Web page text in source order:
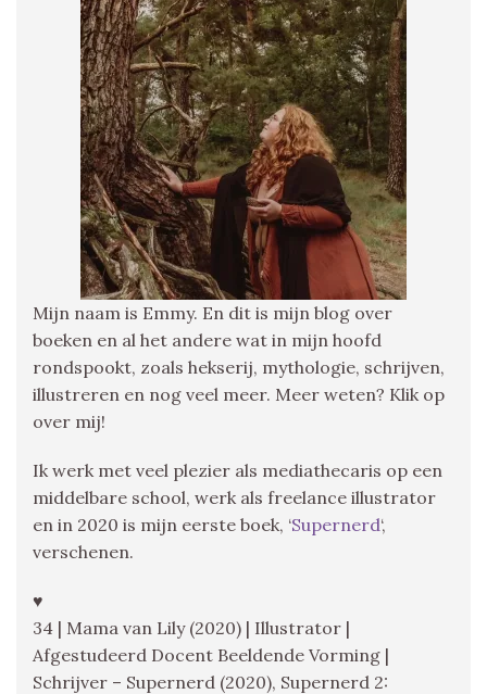
Mijn naam is Emmy. En dit is mijn blog over
boeken en al het andere wat in mijn hoofd
rondspookt, zoals hekserij, mythologie, schrijven,
illustreren en nog veel meer. Meer weten? Klik op
over mij!
Ik werk met veel plezier als mediathecaris op een
middelbare school, werk als freelance illustrator
en in 2020 is mijn eerste boek, ‘Supernerd‘,
verschenen.
♥
34 | Mama van Lily (2020) | Illustrator |
Afgestudeerd Docent Beeldende Vorming |
Schrijver – Supernerd (2020), Supernerd 2: